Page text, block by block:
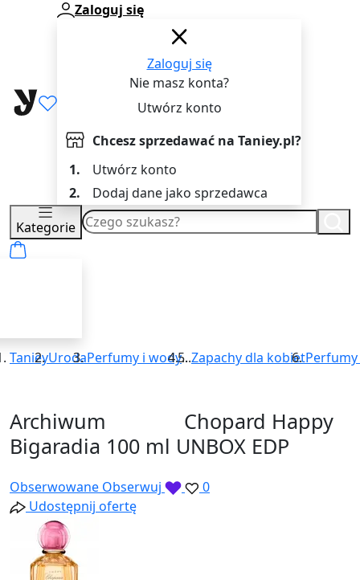
Kategorie
Zaloguj się
Zaloguj się
Nie masz konta?
Utwórz konto
Chcesz sprzedawać na Taniey.pl?
1.
Utwórz konto
2.
Dodaj dane jako sprzedawca
TanieyUrodaPerfumy i wody...Zapachy dla kobiet
Archiwum
Chopard Happy
Bigaradia 100 ml UNBOX EDP
Obserwowane Obserwuj
0
Udostępnij ofertę